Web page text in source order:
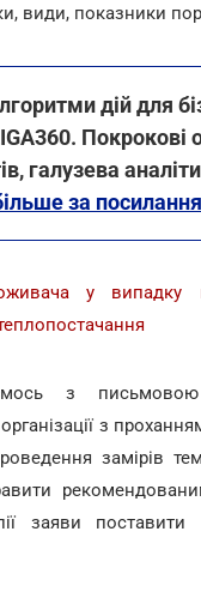
види, показники
дій для
Покрокові
галузева
за
у випадку
з
з
замірів
заяви поставити